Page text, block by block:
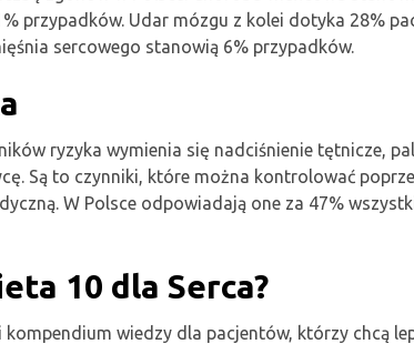
przypadków. Udar mózgu z kolei dotyka 28%
sercowego stanowią 6% przypadków.
ryzyka wymienia się nadciśnienie tętnicze,
Są to czynniki, które można kontrolować
W Polsce odpowiadają one za 47%
10 dla Serca?
wiedzy dla pacjentów, którzy chcą